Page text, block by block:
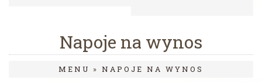
Napoje na wynos
MENU » NAPOJE NA WYNOS